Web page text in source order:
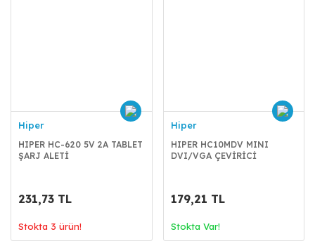
Hiper
HIPER HC-620 5V 2A TABLET
ŞARJ ALETİ
231,73 TL
Stokta 3 ürün!
Hiper
HIPER HC10MDV MINI
DVI/VGA ÇEVİRİCİ
179,21 TL
Stokta Var!